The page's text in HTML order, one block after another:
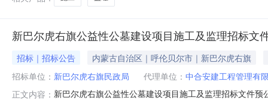
新巴尔虎右旗公益性公墓建设项目施工及监理招标文
招标｜招标公告
内蒙古自治区｜呼伦贝尔市｜新巴尔虎右旗
招标单位： 新巴尔虎右旗民政局 代理单位： 中合安建工程管理有
正文内容： 新巴尔虎右旗公益性公墓建设项目施工及监理招标文件